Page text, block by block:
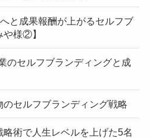
と成果報酬が上がるセルフブ
や様②】
のセルフブランディングと成
セルフブランディング戦略
略術で人生レベルを上げた5名